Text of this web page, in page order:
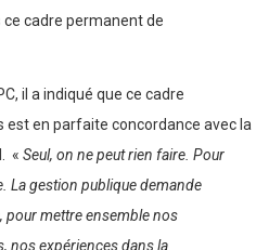
cadre permanent de
il a indiqué que ce cadre
est en parfaite concordance avec la
« Seul, on ne peut rien faire. Pour
La gestion publique demande
pour mettre ensemble nos
nos expériences dans la